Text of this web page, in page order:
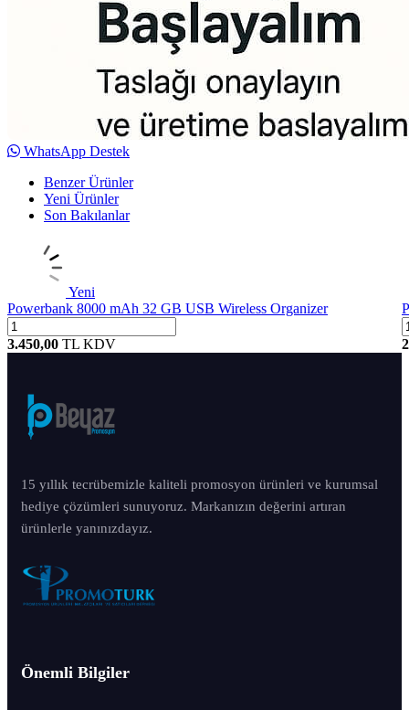
WhatsApp Destek
Benzer Ürünler
Yeni Ürünler
Son Bakılanlar
Yeni
Powerbank 8000 mAh 32 GB USB Wireless Organizer
3.450,00 TL KDV
15 yıllık tecrübemizle kaliteli promosyon ürünleri ve kurumsal
hediye çözümleri sunuyoruz. Markanızın değerini artıran
ürünlerle yanınızdayız.
Önemli Bilgiler